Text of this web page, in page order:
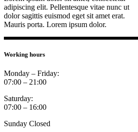
adipiscing elit. Pellentesque vitae nunc ut
dolor sagittis euismod eget sit amet erat.
Mauris porta. Lorem ipsum dolor.
Working hours
Monday – Friday:
07:00 – 21:00
Saturday:
07:00 – 16:00
Sunday Closed